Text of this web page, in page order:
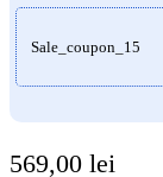
Sale_coupon_15
569,00 lei